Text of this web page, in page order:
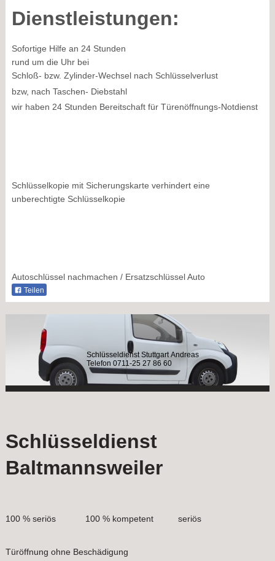
Dienstleistungen:
Sofortige Hilfe an 24 Stunden
rund um die Uhr bei
Schloß- bzw. Zylinder-Wechsel nach Schlüsselverlust
bzw, nach Taschen- Diebstahl
wir haben 24 Stunden Bereitschaft für Türenöffnungs-Notdienst
Schlüsselkopie mit Sicherungskarte verhindert eine
unberechtigte Schlüsselkopie
Autoschlüssel nachmachen / Ersatzschlüssel Auto
Teilen
Schlüsseldienst Stuttgart Andreas
Telefon 0711-25 27 86 60
Schlüsseldienst
Baltmannsweiler
100 % seriös 100 % kompetent seriös
Türöffnung ohne Beschädigung